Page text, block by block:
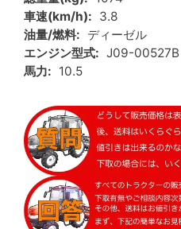
車速(km/h)
3.8
油量/燃料
ディーゼル
エンジン型式
J09-00527B
馬力
10.5